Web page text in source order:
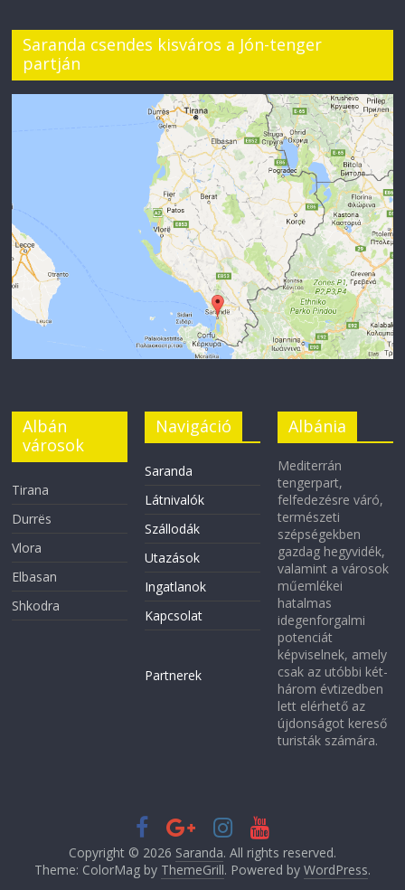
Saranda csendes kisváros a Jón-tenger
partján
Albán
városok
Tirana
Durrës
Vlora
Elbasan
Shkodra
Navigáció
Saranda
Látnivalók
Szállodák
Utazások
Ingatlanok
Kapcsolat
Partnerek
Albánia
Mediterrán
tengerpart,
felfedezésre váró,
természeti
szépségekben
gazdag hegyvidék,
valamint a városok
műemlékei
hatalmas
idegenforgalmi
potenciát
képviselnek, amely
csak az utóbbi két-
három évtizedben
lett elérhető az
újdonságot kereső
turisták számára.
Copyright © 2026 Saranda. All rights reserved.
Theme: ColorMag by ThemeGrill. Powered by WordPress.